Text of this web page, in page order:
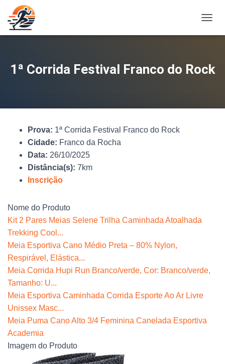
L
R
N
1ª Corrida Festival Franco do Rock
Prova: 1ª Corrida Festival Franco do Rock
Cidade: Franco da Rocha
Data: 26/10/2025
Distância(s): 7km
Inscrição
Nome do Produto
Kit 2 Pares Meias Selene Trilha Caminhada Atoalhada
Trekking Cool...
Meia Esportiva Cano Médio Preta – 80% Nylon,
Respirável, Elástica...
Meia Corrida Hupi Run Branco/verde, Cor: Branco/verde,
Tamanho: U...
Meia Esportiva Caminhada Corrida Esporte Ao Ar Livre
Unissex Masc...
Meia Puma Cano Alto 3/4 Feminina Canelada Esportiva
Academia
Imagem do Produto